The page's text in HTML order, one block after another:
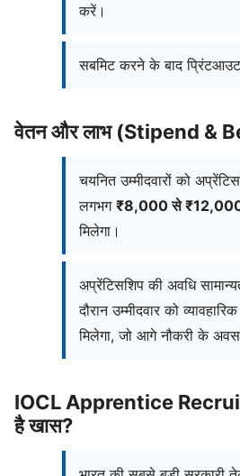
करें।
सबमिट करने के बाद
वेतन और लाभ (Stipend &
चयनित उम्मीदवारों को
लगभग ₹8,000 से
मिलेगा।
अप्रेंटिसशिप की अवधि
दौरान उम्मीदवार को
मिलेगा, जो आगे नौकरी के
IOCL Apprentice
है खास?